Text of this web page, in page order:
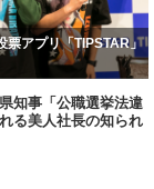
票アプリ「TIPSTAR」
知事「公職選挙法違
る美人社長の知られ